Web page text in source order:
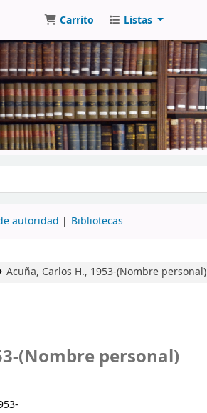
Carrito Listas
en el catálogo
autoridad Bibliotecas
Acuña, Carlos H., 1953-(Nombre personal)
(Nombre personal)